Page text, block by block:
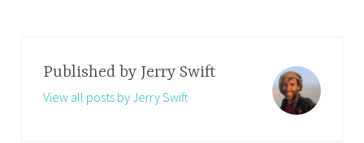
Published by Jerry Swift
View all posts by Jerry Swift